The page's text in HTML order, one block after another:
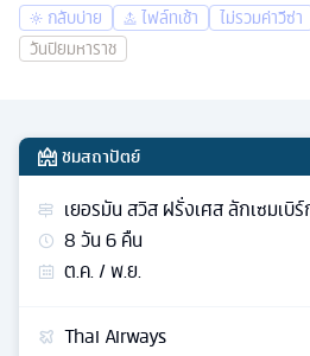
กลับบ่าย ไฟล์ทเช้า ไม่รวมค่าวีซ่า
วันปิยมหาราช
ชมสถาปัตย์
เยอรมัน สวิส ฝรั่งเศส ลักเซมเบิ
8วัน6คืน
ต.ค. / พ.ย.
Thai Airways